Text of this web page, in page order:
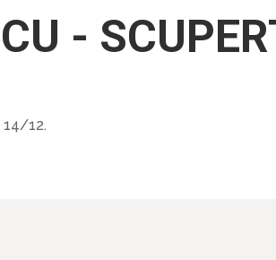
-
12.